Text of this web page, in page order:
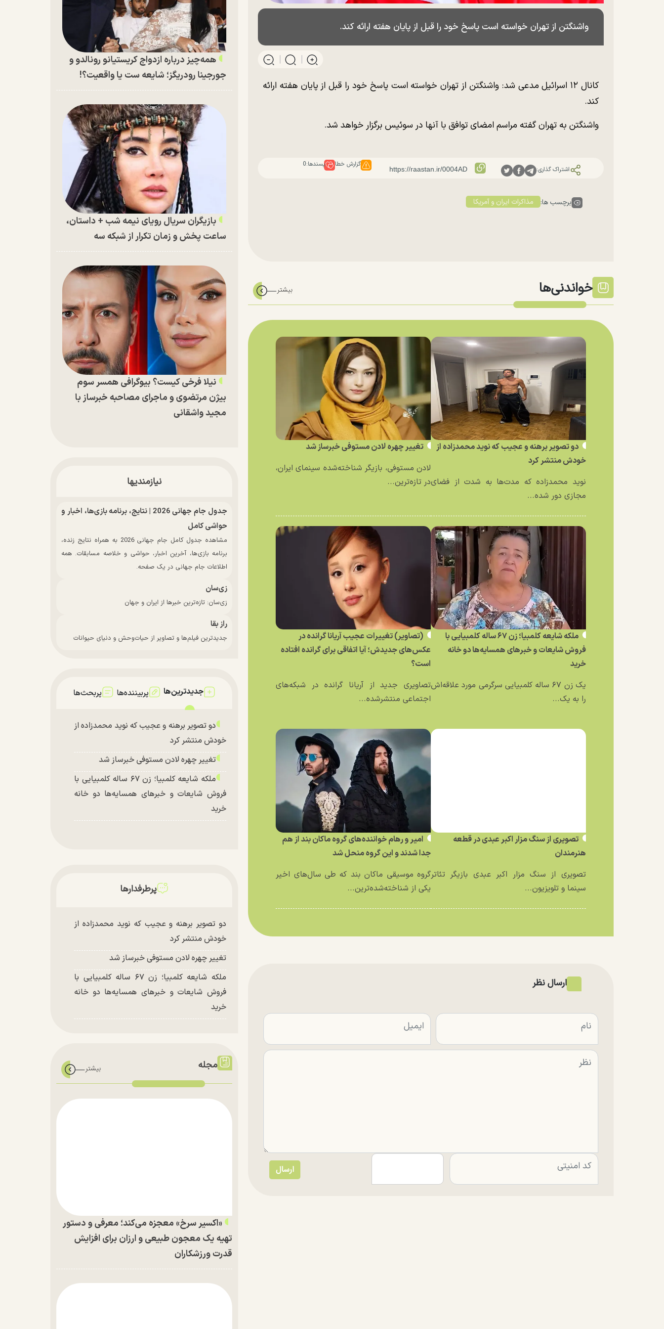
واشنگتن از تهران خواسته است پاسخ خود را قبل از پایان هفته ارائه کند.
کانال ۱۲ اسرائیل مدعی شد: واشنگتن از تهران خواسته است پاسخ خود را قبل از پایان هفته ارائه
کند.
واشنگتن به تهران گفته مراسم امضای توافق با آنها در سوئیس برگزار خواهد شد.
اشتراک گذاری:
گزارش خطا پسندها:0
برچسب ها: مذاکرات ایران و آمریکا
خواندنی‌ها
دو تصویر برهنه و عجیب که نوید محمدزاده از
خودش منتشر کرد
نوید محمدزاده که مدت‌ها به شدت از فضای
مجازی دور شده...
تغییر چهره لادن مستوفی خبرساز شد
لادن مستوفی، بازیگر شناخته‌شده سینمای ایران،
در تازه‌ترین...
ملکه شایعه کلمبیا؛ زن ۶۷ ساله کلمبیایی با
فروش شایعات و خبر‌های همسایه‌ها دو خانه
خرید
یک زن ۶۷ ساله کلمبیایی سرگرمی مورد علاقه‌اش
را به یک...
(تصاویر) تغییرات عجیب آریانا گرانده در
عکس‌های جدیدش؛ آیا اتفاقی برای گرانده افتاده
است؟
تصاویری جدید از آریانا گرانده در شبکه‌های
اجتماعی منتشرشده...
تصویری از سنگ مزار اکبر عبدی در قطعه
هنرمندان
تصویری از سنگ مزار اکبر عبدی بازیگر تئاتر
سینما و تلویزیون...
امیر و رهام خواننده‌های گروه ماکان بند از هم
جدا شدند و این گروه منحل شد
گروه موسیقی ماکان بند که طی سال‌های اخیر
یکی از شناخته‌شده‌ترین...
ارسال نظر
همه‌چیز درباره ازدواج کریستیانو رونالدو و
جورجینا رودریگز؛ شایعه ست یا واقعیت؟!
بازیگران سریال رویای نیمه شب + داستان،
ساعت پخش و زمان تکرار از شبکه سه
نیلا فرخی کیست؟ بیوگرافی همسر سوم
بیژن مرتضوی و ماجرای مصاحبه خبرساز با
مجید واشقانی
نیازمندیها
جدول جام جهانی 2026 | نتایج، برنامه بازی‌ها، اخبار و
حواشی کامل
مشاهده جدول کامل جام جهانی 2026 به همراه نتایج زنده،
برنامه بازی‌ها، آخرین اخبار، حواشی و خلاصه مسابقات. همه
اطلاعات جام جهانی در یک صفحه.
زی‌سان
زی‌سان: تازه‌ترین خبرها از ایران و جهان
راز بقا
جدیدترین فیلم‌ها و تصاویر از حیات‌وحش و دنیای حیوانات
جدیدترین‌ها پربیننده‌ها پربحث‌ها
دو تصویر برهنه و عجیب که نوید محمدزاده از
خودش منتشر کرد
تغییر چهره لادن مستوفی خبرساز شد
ملکه شایعه کلمبیا؛ زن ۶۷ ساله کلمبیایی با
فروش شایعات و خبر‌های همسایه‌ها دو خانه
خرید
پرطرفدارها
دو تصویر برهنه و عجیب که نوید محمدزاده از
خودش منتشر کرد
تغییر چهره لادن مستوفی خبرساز شد
ملکه شایعه کلمبیا؛ زن ۶۷ ساله کلمبیایی با
فروش شایعات و خبر‌های همسایه‌ها دو خانه
خرید
مجله
«اکسیر سرخ» معجزه می‌کند؛ معرفی و دستور
تهیه یک معجون طبیعی و ارزان برای افزایش
قدرت ورزشکاران